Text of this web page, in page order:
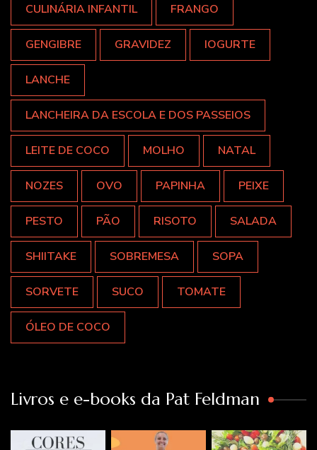
CULINÁRIA INFANTIL FRANGO
GENGIBRE GRAVIDEZ IOGURTE
LANCHE
LANCHEIRA DA ESCOLA E DOS PASSEIOS
LEITE DE COCO MOLHO NATAL
NOZES OVO PAPINHA PEIXE
PESTO PÃO RISOTO SALADA
SHIITAKE SOBREMESA SOPA
SORVETE SUCO TOMATE
ÓLEO DE COCO
Livros e e-books da Pat Feldman